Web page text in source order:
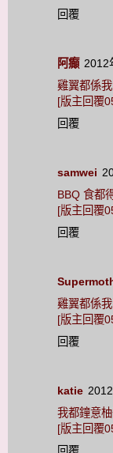
回覆
阿癲 2012
雞翼都係
[版主回覆
回覆
samwei
BBQ 食都
[版主回覆
回覆
雞翼都係
[版主回覆
回覆
katie
我都鐘意
[版主回覆